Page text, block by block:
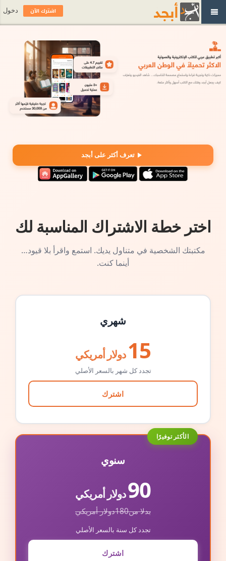
تعرف أكثر على أبجد
اختر خطة الاشتراك المناسبة لك
مكتبتك الشخصية في متناول يديك. استمع واقرأ بلا قيود…
أينما كنت.
شهري
15 دولار أمريكي
تجدد كل شهر بالسعر الأصلي
اشترك
الأكثر توفيرًا
سنوي
90دولار أمريكي
بدلا من180دولار أمريكي
تجدد كل سنة بالسعر الأصلي
اشترك
اشترك الآن دخول